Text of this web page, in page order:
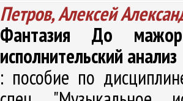
Петров, Алексей
Фантазия До
исполнительский анализ
: пособие по